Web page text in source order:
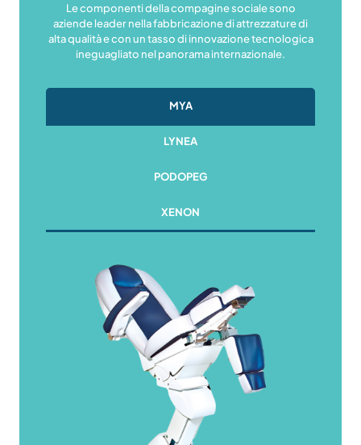
Le componenti della compagine sociale sono
aziende leader nella fabbricazione di attrezzature di
alta qualità e con un tasso di innovazione tecnologica
ineguagliato nel panorama internazionale.
MYA
LYNEA
PODOPEG
XENON